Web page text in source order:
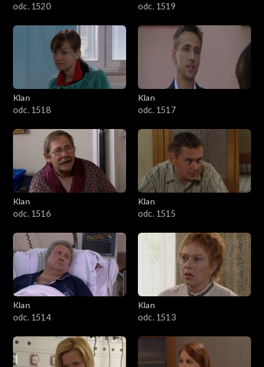
odc. 1520
odc. 1519
Klan
odc. 1518
Klan
odc. 1517
Klan
odc. 1516
Klan
odc. 1515
Klan
odc. 1514
Klan
odc. 1513